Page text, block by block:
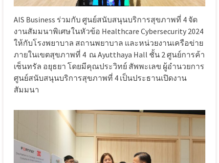
AIS Business ร่วมกับ ศูนย์สนับสนุนบริการสุขภาพที่ 4 จัด
งานสัมมนาพิเศษในหัวข้อ Healthcare Cybersecurity 2024
ให้กับโรงพยาบาล สถานพยาบาล และหน่วยงานเครือข่าย
ภายในเขตสุขภาพที่ 4 ณ Ayutthaya Hall ชั้น 2 ศูนย์การค้า
เซ็นทรัล อยุธยา โดยมีคุณประวิทย์ สัพพะเลข ผู้อำนวยการ
ศูนย์สนับสนุนบริการสุขภาพที่ 4 เป็นประธานเปิดงาน
สัมมนา